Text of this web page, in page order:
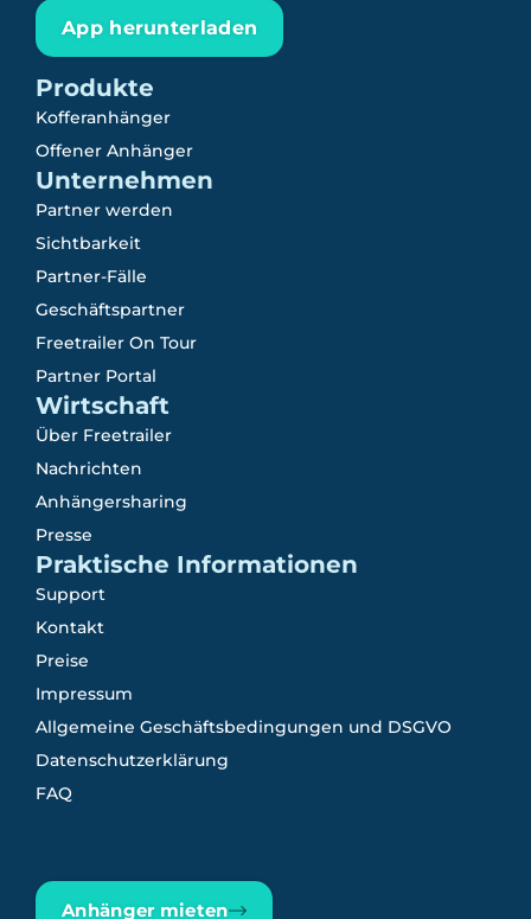
App herunterladen
Produkte
Kofferanhänger
Offener Anhänger
Unternehmen
Partner werden
Sichtbarkeit
Partner-Fälle
Geschäftspartner
Freetrailer On Tour
Partner Portal
Wirtschaft
Über Freetrailer
Nachrichten
Anhängersharing
Presse
Praktische Informationen
Support
Kontakt
Preise
Impressum
Allgemeine Geschäftsbedingungen und DSGVO
Datenschutzerklärung
FAQ
Anhänger mieten